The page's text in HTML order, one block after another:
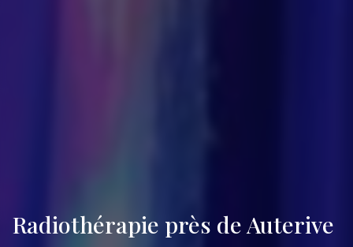
Radiothérapie près de Auterive